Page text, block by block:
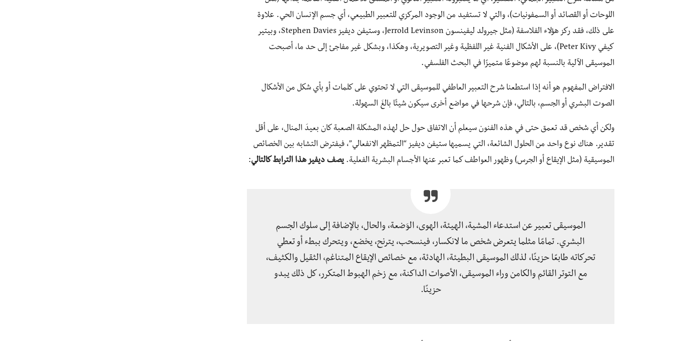
اللوحات أو القصائد أو السمفونيات)، والتي لا تستفيد من الوجود المركزي للتعبير الطبيعي، أي جسم الإنسان الحي. علاوة
على ذلك، فقد ركز هؤلاء الفلاسفة (مثل جيرولد ليفينسون Jerrold Levinson، وستيفن ديفيز Stephen Davies، وبيتير
كيفي Peter Kivy)، على الأشكال الفنية غير اللفظية وغير التصويرية، وهكذا، وبشكل غير مفاجئ إلى حد ما، أصبحت
الموسيقى الآلية بالنسبة لهم موضوعًا متميزًا في البحث الفلسفي.
الافتراض المفهوم هو أنه إذا استطعنا شرح التعبير العاطفي للموسيقى التي لا تحتوي على كلمات أو بأي شكل من الأشكال
الصوت البشري أو الجسم، بالتالي، فإن شرحها في مواضع أخرى سيكون شيئًا بالغَ السهولة.
ولكن أي شخص قد تعمق حتى في هذه الفنون سيعلم أن الاتفاق حول حل لهذه المشكلة الصعبة كان بعيدَ المنال، على أقل
تقدير. هناك نوع واحد من الحلول الشائعة، التي يسميها ستيفن ديفيز “التمظهر الانفعالي”، فيفترض التشابه بين الخصائص
الموسيقية (مثل الإيقاع أو الجرس) وظهور العواطف كما تعبر عنها الأجسام البشرية الفعلية.يصف ديفيز هذا الترابط كالتالي:
الموسيقى تعبير عن استدعاء المشية، الهيئة، الهوى، الوَضعة، والحال، بالإضافة إلى سلوك الجسم
البشري. تمامًا مثلما يتعرض شخص ما لانكسار، فينسحب، يترنح، يخضع، ويتحرك ببطء أو تعطي
تحركاته طابعًا حزينًا، لذلك الموسيقى البطيئة، الهادئة، مع خصائص الإيقاع المتناغم، الثقيل والكثيف،
مع التوتر القائم والكامن وراء الموسيقى، الأصوات الداكنة، مع زخم الهبوط المتكرر، كل ذلك يبدو
حزينًا.